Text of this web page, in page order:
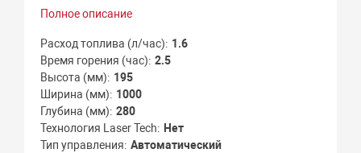
Полное описание
Расход топлива (л/час)
1.6
Время горения (час) 2.5
Высота (мм)
195
Ширина (мм)
1000
Глубина (мм) 280
Технология Laser Tech
Нет
Тип управления Автоматический